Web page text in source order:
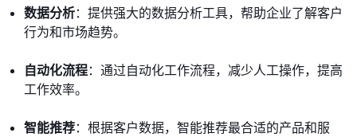
数据分析：提供强大的数据分析工具，帮助企业了解客户
行为和市场趋势。
自动化流程：通过自动化工作流程，减少人工操作，提高
工作效率。
智能推荐：根据客户数据，智能推荐最合适的产品和服